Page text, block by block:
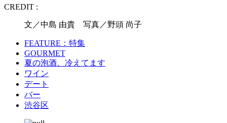
CREDIT :
文／中島 由貴 写真／野頭 尚子
FEATURE：特集
GOURMET
夏の泡酒、冷えてます
ワイン
デート
バー
渋谷区